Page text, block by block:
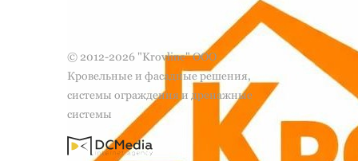
© 2012-2026 "Krovline" ООО
Кровельные и фасадные решения,
системы ограждения и дренажные
системы